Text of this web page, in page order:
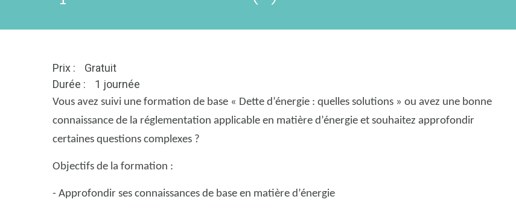
Prix :
Gratuit
Durée :
1 journée
Vous avez suivi une formation de base « Dette d’énergie : quelles solutions » ou avez une bonne
connaissance de la réglementation applicable en matière d’énergie et souhaitez approfondir
certaines questions complexes ?
Objectifs de la formation :
- Approfondir ses connaissances de base en matière d’énergie